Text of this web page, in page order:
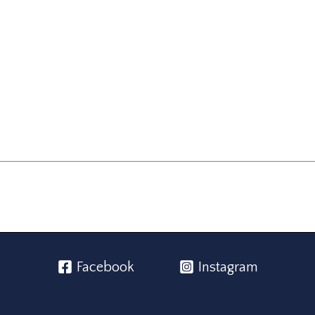
Facebook Instagram